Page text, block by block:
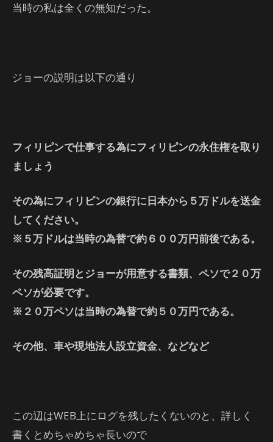
当時の私は全くの無知だった。
ジョーの説明は以下の通り
フィリピンで仕事する為にフィリピンの永住権を取り
ましょう
その為にフィリピンの銀行に日本から５万ドルを送金
してください。
※５万ドルは当時の為替で約６００万円前後である。
その残高証明とジョーが用意する書類、ペソで２０万
ペソが必要です。
※２０万ペソは当時の為替で約５０万円である。
その他、車や現地法人設立資金、などなど
この辺はWEB上にログを残したくないのと、詳しく
書くとめちゃめちゃ長いので